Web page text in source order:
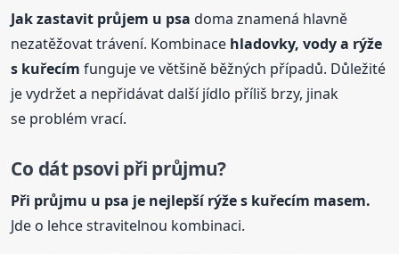
Jak zastavit průjem u psa doma znamená hlavně
nezatěžovat trávení. Kombinace hladovky, vody a rýže
s kuřecím funguje ve většině běžných případů. Důležité
je vydržet a nepřidávat další jídlo příliš brzy, jinak
se problém vrací.
Co dát psovi při průjmu?
Při průjmu u psa je nejlepší rýže s kuřecím masem.
Jde o lehce stravitelnou kombinaci.